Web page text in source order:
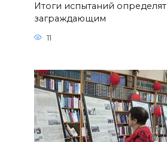
Итоги испытаний
заграждающим
11